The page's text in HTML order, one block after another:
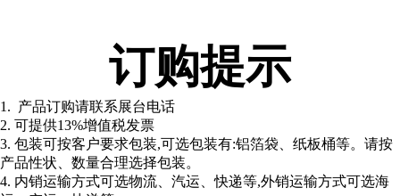
订购提示
1. 产品订购请联系展台电话
2. 可提供13%增值税发票
3. 包装可按客户要求包装,可选包装有:铝箔袋、纸板桶等。请按
产品性状、数量合理选择包装。
4. 内销运输方式可选物流、汽运、快递等,外销运输方式可选海